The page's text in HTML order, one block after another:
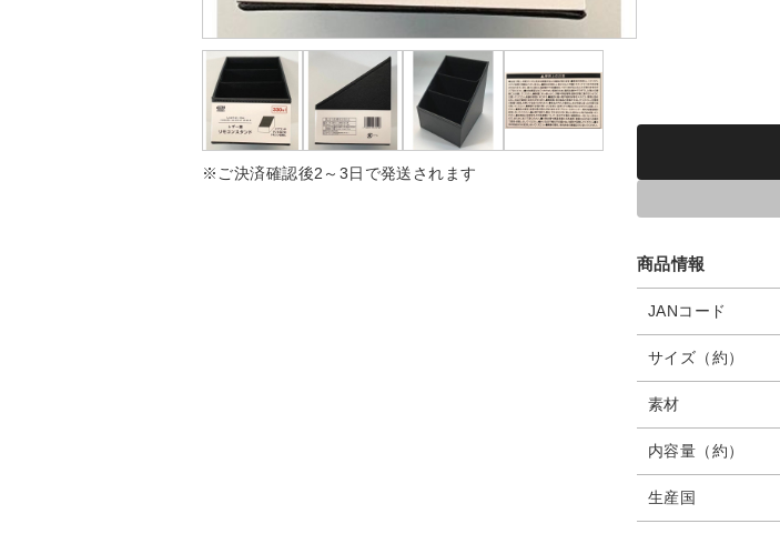
※ご決済確認後2～3日で発送されます
商品情報
JANコード
サイズ（約）
素材
内容量（約）
生産国